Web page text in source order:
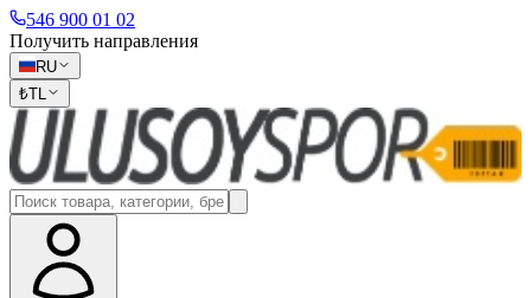
546 900 01 02
Получить направления
RU
₺TL